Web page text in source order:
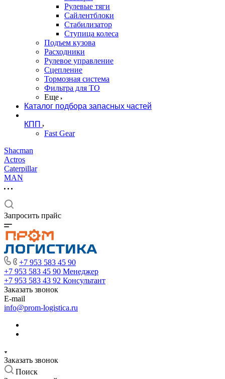
Рулевые тяги
Сайлентблоки
Стабилизатор
Ступица колеса
Подъем кузова
Расходники
Рулевое управление
Сцепление
Тормозная система
Фильтра для ТО
Еще
Каталог подбора запасных частей
КПП
Fast Gear
Shacman
Actros
Caterpillar
MAN
Запросить прайс
+7 953 583 45 90
+7 953 583 45 90 Менеджер
+7 953 583 43 92 Консультант
Заказать звонок
E-mail
info@prom-logistica.ru
Заказать звонок
Поиск